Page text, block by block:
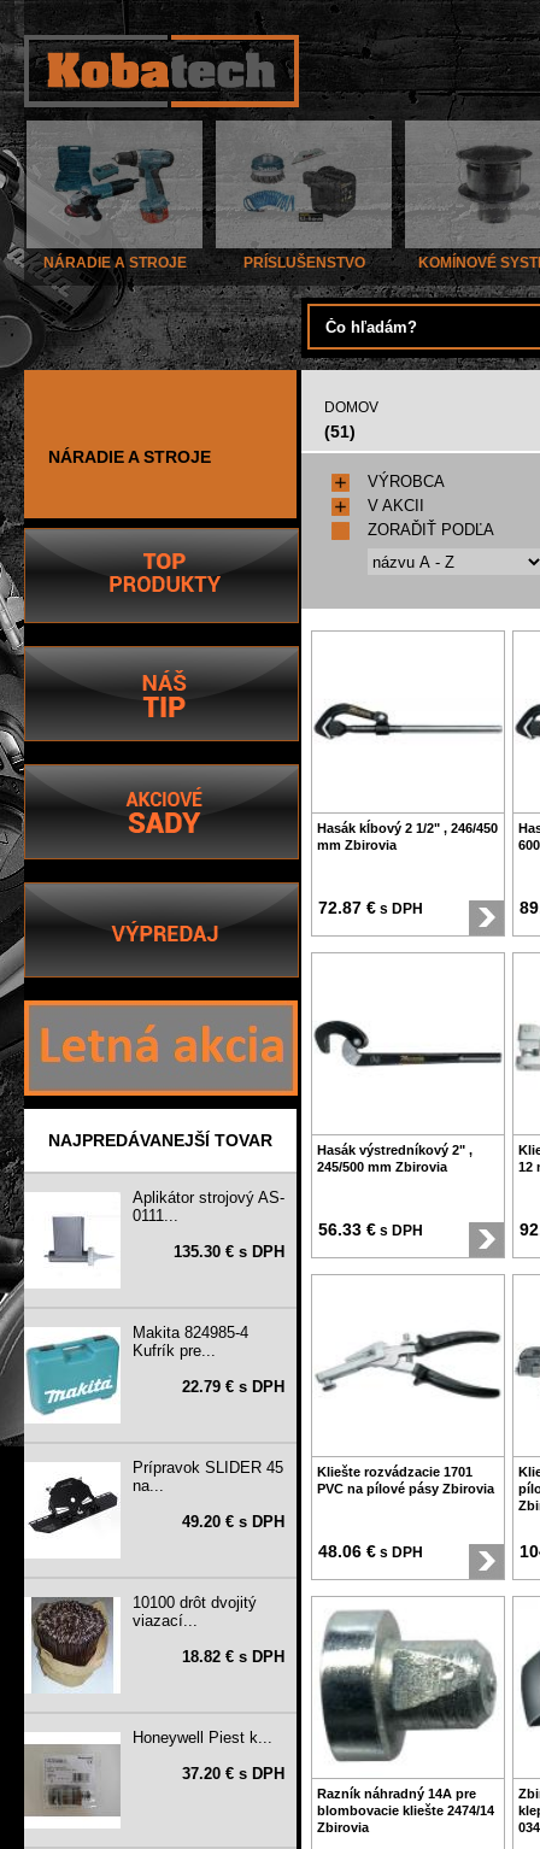
NÁRADIE A STROJE PRÍSLUŠENSTVO KOMÍNOVÉ
NÁRADIE A STROJE
NAJPREDÁVANEJŠÍ TOVAR
Aplikátor strojový AS-
0111...
135.30 € s DPH
Makita 824985-4
Kufrík pre...
22.79 € s DPH
Prípravok SLIDER 45
na...
49.20 € s DPH
10100 drôt dvojitý
viazací...
18.82 € s DPH
Honeywell Piest k...
37.20 € s DPH
DOMOV
(51)
VÝROBCA
V AKCII
ZORAĎIŤ PODĽA
Hasák kĺbový 2 1/2" , 246/450
mm Zbirovia
72.87 € s DPH
Hasák výstredníkový 2" ,
245/500 mm Zbirovia
56.33 € s DPH
12
Kliešte rozvádzacie 1701
PVC na pílové pásy Zbirovia
48.06 € s DPH
Razník náhradný 14A pre
blombovacie kliešte 2474/14
Zbirovia